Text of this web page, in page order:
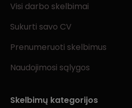
Visi darbo skelbimai
Sukurti savo CV
Prenumeruoti skelbimus
Naudojimosi sąlygos
Skelbimų kategorijos